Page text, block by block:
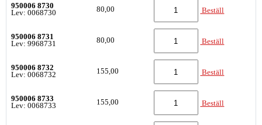
950006 8730
Lev: 0068730
80,00 Beställ
950006 8731
Lev: 9968731
80,00 Beställ
950006 8732
Lev: 0068732
155,00 Beställ
950006 8733
Lev: 0068733
155,00 Beställ